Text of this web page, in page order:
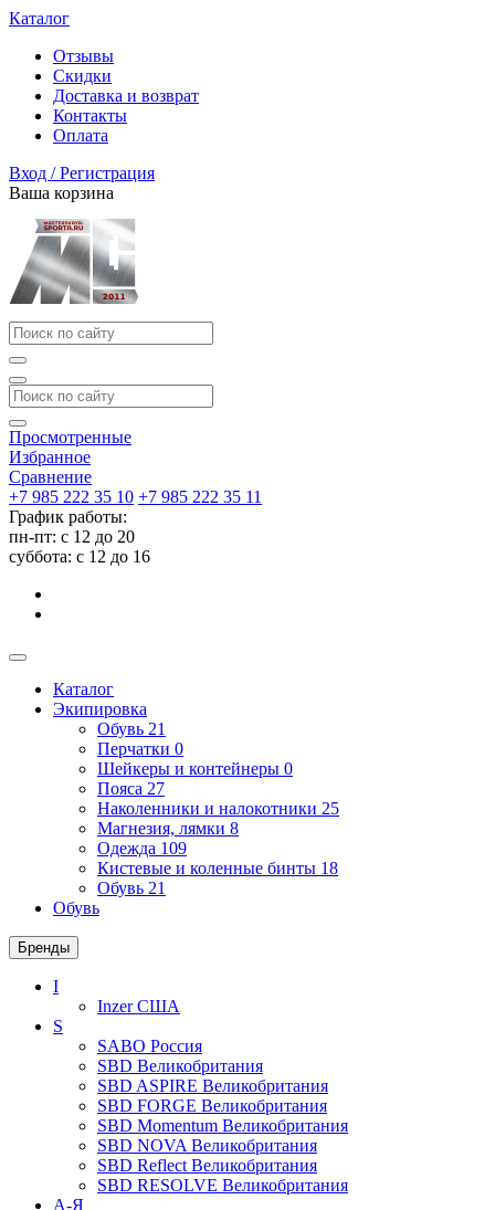
Каталог
Отзывы
Скидки
Доставка и возврат
Контакты
Оплата
Вход / Регистрация
Ваша корзина
Просмотренные
Избранное
Сравнение
+7 985 222 35 10 +7 985 222 35 11
График работы:
пн-пт: с 12 до 20
суббота: c 12 до 16
Каталог
Экипировка
Обувь 21
Перчатки 0
Шейкеры и контейнеры 0
Пояса 27
Наколенники и налокотники 25
Магнезия, лямки 8
Одежда 109
Кистевые и коленные бинты 18
Обувь 21
Обувь
Бренды
I
InzerСША
S
SABO Россия
SBD Великобритания
SBD ASPIRE Великобритания
SBD FORGE Великобритания
SBD Momentum Великобритания
SBD NOVA Великобритания
SBD Reflect Великобритания
SBD RESOLVE Великобритания
А-Я